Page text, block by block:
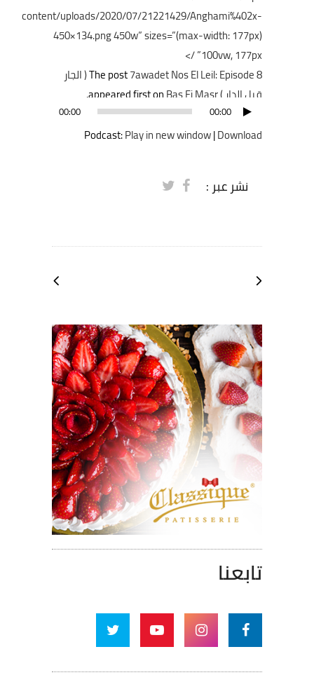
content/uploads/2020/07/21221429/Anghami%402x-
450×134.png 450w” sizes=”(max-width: 177px)
100vw, 177px” />
The post7awadet Nos El Leil: Episode 8 ( الجار
قبل الدار )Bas Fi Masr
.
مشغل
الصوت
00:00
00:00
Podcast:Play in new window|Download
نشر عبر :
تابعنا